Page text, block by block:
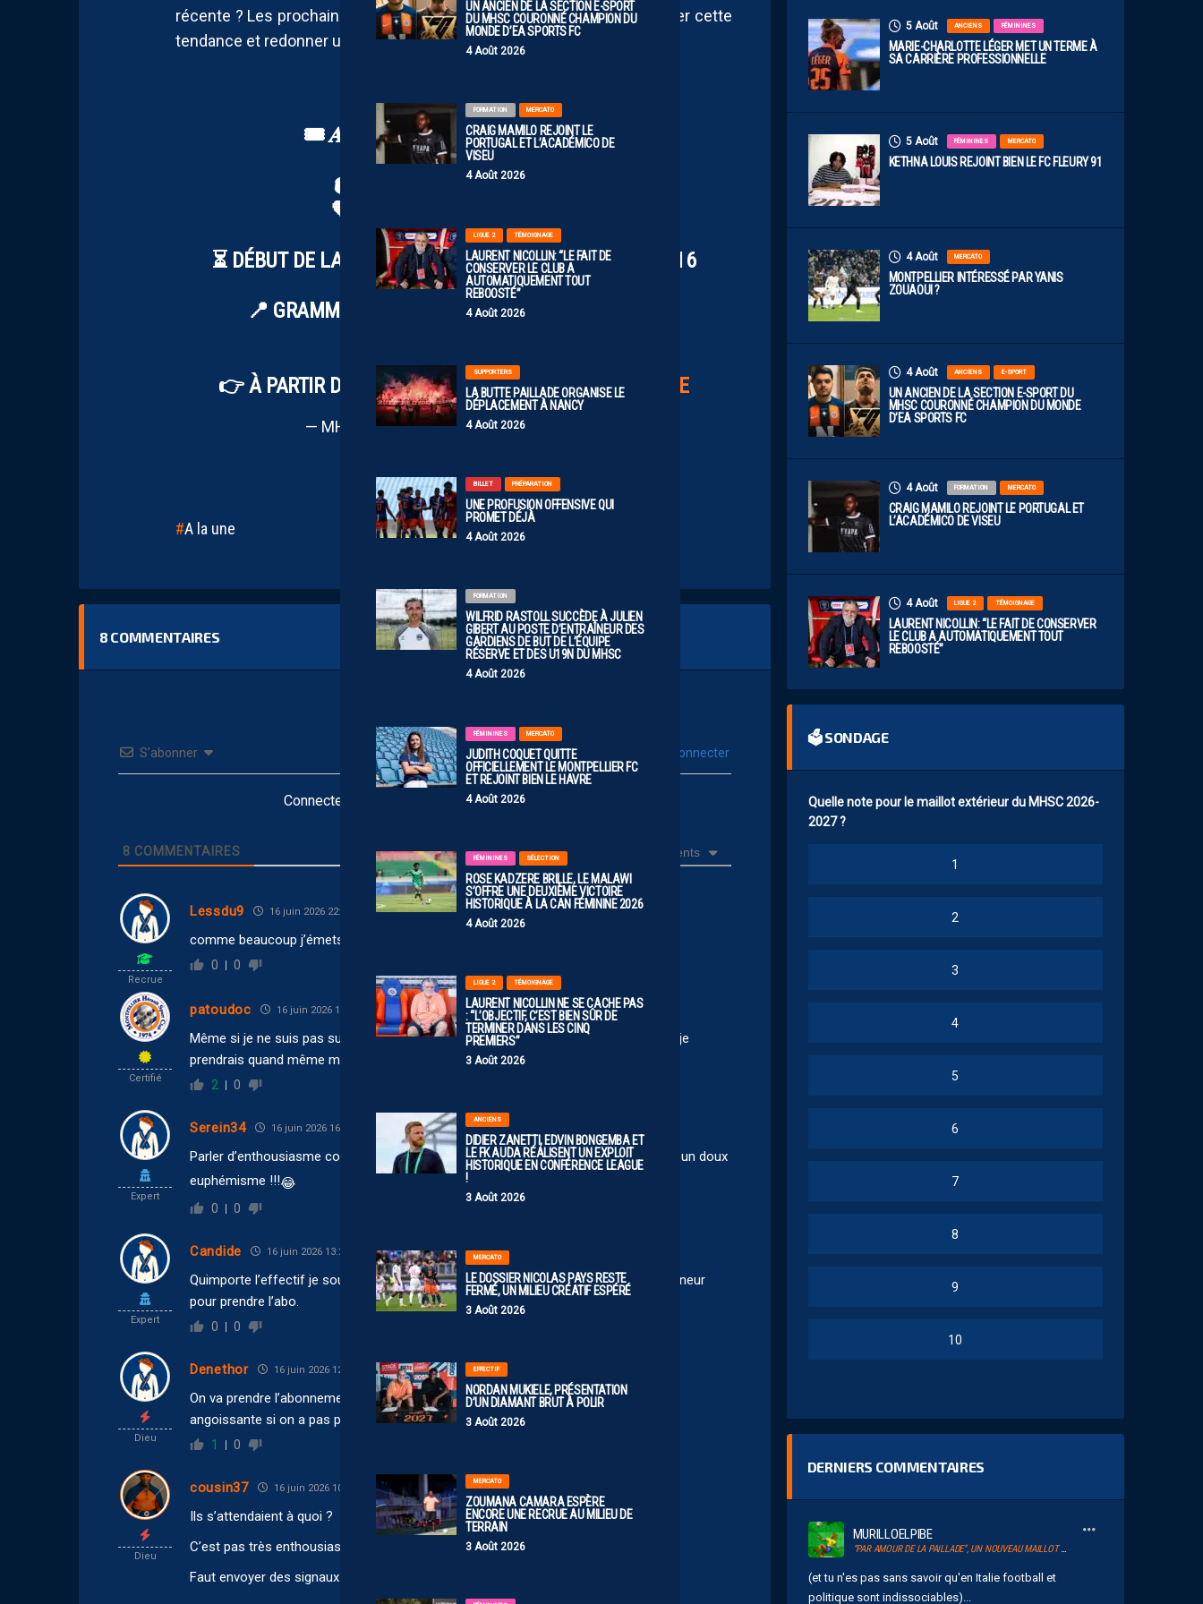
UN ANCIEN DE LA SECTION E-SPORT
DU MHSC COURONNÉ CHAMPION DU
MONDE D’EA SPORTS FC
4 Août 2026
FORMATION MERCATO
CRAIG MAMILO REJOINT LE
PORTUGAL ET L’ACADÉMICO DE
VISEU
4 Août 2026
LIGUE 2 TÉMOIGNAGE
LAURENT NICOLLIN: “LE FAIT DE
CONSERVER LE CLUB A
AUTOMATIQUEMENT TOUT
REBOOSTÉ”
4 Août 2026
SUPPORTERS
LA BUTTE PAILLADE ORGANISE LE
DÉPLACEMENT À NANCY
4 Août 2026
BILLET PRÉPARATION
UNE PROFUSION OFFENSIVE QUI
PROMET DÉJÀ
4 Août 2026
FORMATION
WILFRID RASTOLL SUCCÈDE À JULIEN
GIBERT AU POSTE D’ENTRAÎNEUR DES
GARDIENS DE BUT DE L’ÉQUIPE
RÉSERVE ET DES U19N DU MHSC
4 Août 2026
FÉMININES MERCATO
JUDITH COQUET QUITTE
OFFICIELLEMENT LE MONTPELLIER FC
ET REJOINT BIEN LE HAVRE
4 Août 2026
FÉMININES SÉLECTION
ROSE KADZERE BRILLE, LE MALAWI
S’OFFRE UNE DEUXIÈME VICTOIRE
HISTORIQUE À LA CAN FÉMININE 2026
4 Août 2026
LIGUE 2 TÉMOIGNAGE
LAURENT NICOLLIN NE SE CACHE PAS
: “L’OBJECTIF, C’EST BIEN SÛR DE
TERMINER DANS LES CINQ
PREMIERS”
3 Août 2026
ANCIENS
DIDIER ZANETTI, EDVIN BONGEMBA ET
LE FK AUDA RÉALISENT UN EXPLOIT
HISTORIQUE EN CONFÉRENCE LEAGUE
!
3 Août 2026
MERCATO
LE DOSSIER NICOLAS PAYS RESTE
FERMÉ, UN MILIEU CRÉATIF ESPÉRÉ
3 Août 2026
EFFECTIF
NORDAN MUKIELE, PRÉSENTATION
D’UN DIAMANT BRUT À POLIR
3 Août 2026
MERCATO
ZOUMANA CAMARA ESPÈRE
ENCORE UNE RECRUE AU MILIEU DE
TERRAIN
3 Août 2026
récente ? Les prochaines semaines seront déterminantes pour inverser cette
tendance et redonner un peu d’espoir à tout le peuple orange et bleu.
🎟️ 𝑨𝑩𝑶𝑵𝑵𝑬𝑴𝑬𝑵𝑻𝑺 𝟐𝟎𝟐𝟔-𝟐𝟎𝟐𝟕 ⚽️
🏟️ 𝐋𝐞 𝐒𝐭𝐚𝐝𝐞 𝐀𝐕𝐄𝐂 𝐍𝐎𝐔𝐒 ⵑ
🧡 𝐋𝐚 𝐬𝐚𝐢𝐬𝐨𝐧 𝐀𝐕𝐄𝐂 𝐕𝐎𝐔𝐒 ⵑ
⏳ DÉBUT DE LA CAMPAGNE D'ABONNEMENT LE MARDI 16
JUIN
📍 GRAMMONT ET SUR LA BILLETTERIE EN LIGNE
👉 À PARTIR DE 70€ ⤵️…PIC.TWITTER.COM/39VFZQLGNE
— MHSC (@MontpellierHSC)June 3, 2026
A la une
8 COMMENTAIRES
S’abonner Se connecter avec : vous connecter
Connectez-vous pour poster un commentaire
8 COMMENTAIRES Récents
Recrue
Lessdu9 16 juin 2026 22:55
comme beaucoup j’émets des doutes mais je rempile
0 0
Certifié
patoudoc 16 juin 2026 18:11
Même si je ne suis pas sur cette année de m rendre au stade pour cause de santé, je
prendrais quand même mon abonnement.
2 0
Expert
Serein34 16 juin 2026 16:54
Parler d’enthousiasme concernant les abonnement ou les réabonnements .😡
C’est un doux
euphémisme !!!😂
0 0
Expert
Candide 16 juin 2026 13:27
Quimporte l’effectif je soutiendrai le MHSC, par contre j’attend de connaître le repreneur
pour prendre l’abo.
0 0
Dieu
Denethor 16 juin 2026 12:14
On va prendre l’abonnement comme chaque année, mais la saison risque d’être
angoissante si on a pas plus de signaux positifs
1 0
Dieu
cousin37 16 juin 2026 10:24
Ils s’attendaient à quoi ?
C’est pas très enthousiasmant !
Faut envoyer des signaux positifs de temps à autres… là c’est plutôt angoissant
5 Août ANCIENS FÉMININES
MARIE-CHARLOTTE LÉGER MET UN TERME À
SA CARRIÈRE PROFESSIONNELLE
5 Août FÉMININES MERCATO
KETHNA LOUIS REJOINT BIEN LE FC FLEURY 91
4 Août MERCATO
MONTPELLIER INTÉRESSÉ PAR YANIS
ZOUAOUI ?
4 Août ANCIENS E-SPORT
UN ANCIEN DE LA SECTION E-SPORT DU
MHSC COURONNÉ CHAMPION DU MONDE
D’EA SPORTS FC
4 Août FORMATION MERCATO
CRAIG MAMILO REJOINT LE PORTUGAL ET
L’ACADÉMICO DE VISEU
4 Août LIGUE 2 TÉMOIGNAGE
LAURENT NICOLLIN: “LE FAIT DE CONSERVER
LE CLUB A AUTOMATIQUEMENT TOUT
REBOOSTÉ”
🗳 SONDAGE
Quelle note pour le maillot extérieur du MHSC 2026-
2027 ?
1
2
3
4
5
6
7
8
9
10
DERNIERS COMMENTAIRES
MURILLOELPIBE
“PAR AMOUR DE LA PAILLADE”, UN NOUVEAU MAILLOT POUR LE MHSC
(et tu n'es pas sans savoir qu'en Italie football et
politique sont indissociables)...